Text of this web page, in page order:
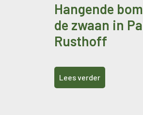
Hangende
de zwaan in
Rusthoff
Lees verder